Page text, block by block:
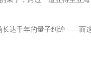
长达千年的量子纠缠——而